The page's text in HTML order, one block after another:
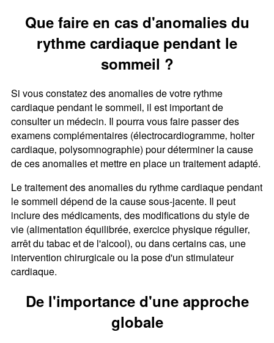
Que faire en cas d'anomalies du
rythme cardiaque pendant le
sommeil ?
Si vous constatez des anomalies de votre rythme
cardiaque pendant le sommeil‚ il est important de
consulter un médecin. Il pourra vous faire passer des
examens complémentaires (électrocardiogramme‚ holter
cardiaque‚ polysomnographie) pour déterminer la cause
de ces anomalies et mettre en place un traitement adapté.
Le traitement des anomalies du rythme cardiaque pendant
le sommeil dépend de la cause sous-jacente. Il peut
inclure des médicaments‚ des modifications du style de
vie (alimentation équilibrée‚ exercice physique régulier‚
arrêt du tabac et de l'alcool)‚ ou dans certains cas‚ une
intervention chirurgicale ou la pose d'un stimulateur
cardiaque.
De l'importance d'une approche
globale